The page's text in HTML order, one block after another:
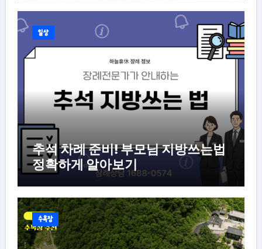
일상
추석 차례 준비! 부모님 지방쓰는법
정확하게 알아보기
수목장